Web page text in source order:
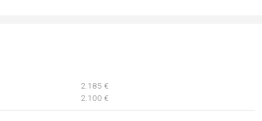
2.185 €
2.100 €